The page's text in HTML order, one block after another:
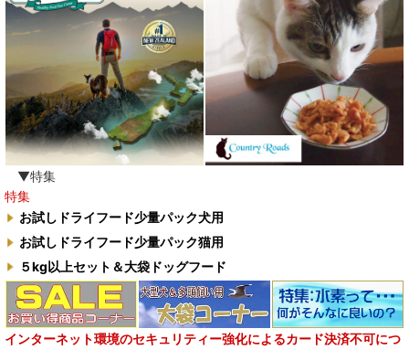
▼特集
特集
お試しドライフード少量パック犬用
お試しドライフード少量パック猫用
５kg以上セット＆大袋ドッグフード
インターネット環境のセキュリティー強化によるカード決済不可につ